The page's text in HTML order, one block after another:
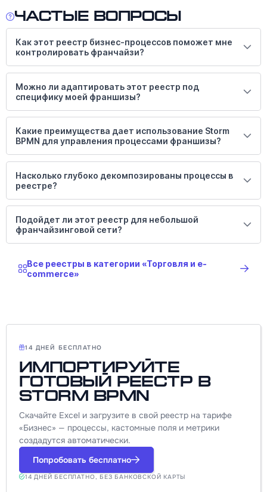
Частые вопросы
Как этот реестр бизнес-процессов поможет мне
контролировать франчайзи?
Можно ли адаптировать этот реестр под
специфику моей франшизы?
Какие преимущества дает использование Storm
BPMN для управления процессами франшизы?
Насколько глубоко декомпозированы процессы в
реестре?
Подойдет ли этот реестр для небольшой
франчайзинговой сети?
Все реестры в категории «Торговля и e-
commerce»
14 ДНЕЙ БЕСПЛАТНО
Импортируйте
готовый реестр в
Storm BPMN
Скачайте Excel и загрузите в свой реестр на тарифе
«Бизнес» — процессы, кастомные поля и метрики
создадутся автоматически.
Попробовать бесплатно
14 ДНЕЙ БЕСПЛАТНО, БЕЗ БАНКОВСКОЙ КАРТЫ